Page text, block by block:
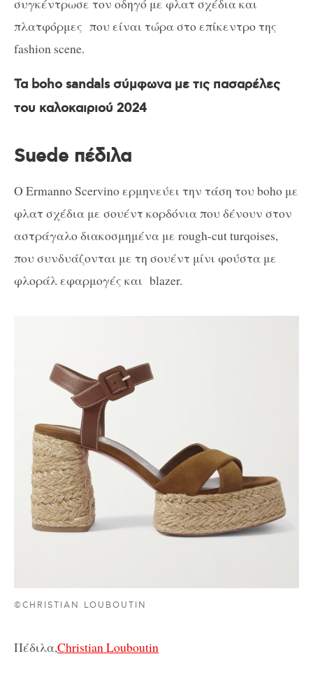
συγκέντρωσε τον οδηγό με φλατ σχέδια και
πλατφόρμες που είναι τώρα στο επίκεντρο της
fashion scene.
Τα boho sandals σύμφωνα με τις πασαρέλες
του καλοκαιριού 2024
Suede πέδιλα
Ο Ermanno Scervino ερμηνεύει την τάση του boho με
φλατ σχέδια με σουέντ κορδόνια που δένουν στον
αστράγαλο διακοσμημένα με rough-cut turqoises,
που συνδυάζονται με τη σουέντ μίνι φούστα με
φλοράλ εφαρμογές και blazer.
©CHRISTIAN LOUBOUTIN
Πέδιλα,Christian Louboutin